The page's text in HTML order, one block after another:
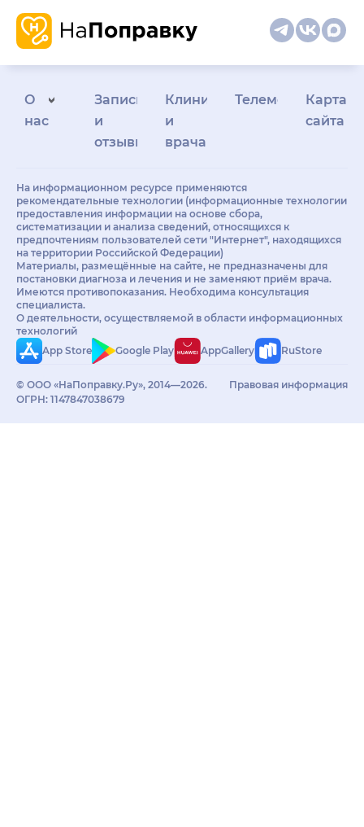
О
нас
Запись
и
отзывы
Клиникам
и
врачам
Телемедицина
Карта
сайта
На информационном ресурсе применяются
рекомендательные технологии (информационные технологии
предоставления информации на основе сбора,
систематизации и анализа сведений, относящихся к
предпочтениям пользователей сети "Интернет", находящихся
на территории Российской Федерации)
Материалы, размещённые на сайте, не предназначены для
постановки диагноза и лечения и не заменяют приём врача.
Имеются противопоказания. Необходима консультация
специалиста.
О деятельности, осуществляемой в области информационных
технологий
App Store
Google Play AppGallery RuStore
© ООО «НаПоправку.Ру», 2014—2026.
ОГРН: 1147847038679
Правовая информация